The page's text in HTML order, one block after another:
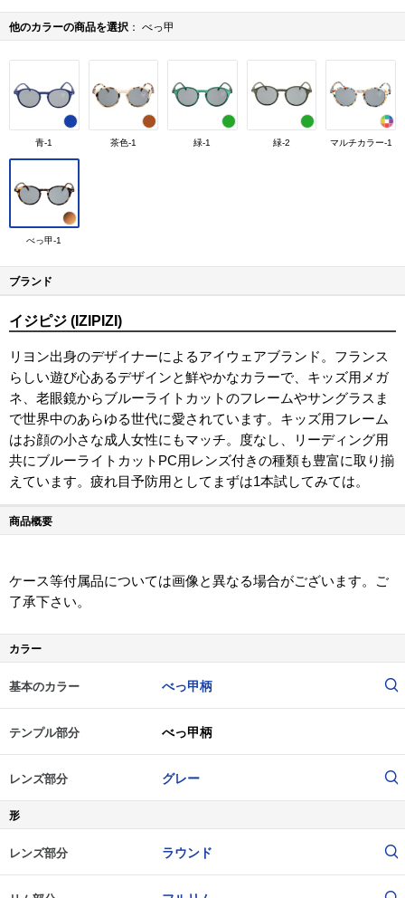
他のカラーの商品を選択 べっ甲
青-1 茶色-1 緑-1 緑-2 マルチカラー-1
べっ甲-1
ブランド
イジピジ (IZIPIZI)
リヨン出身のデザイナーによるアイウェアブランド。フランス
らしい遊び心あるデザインと鮮やかなカラーで、キッズ用メガ
ネ、老眼鏡からブルーライトカットのフレームやサングラスま
で世界中のあらゆる世代に愛されています。キッズ用フレーム
はお顔の小さな成人女性にもマッチ。度なし、リーディング用
共にブルーライトカットPC用レンズ付きの種類も豊富に取り揃
えています。疲れ目予防用としてまずは1本試してみては。
商品概要
ケース等付属品については画像と異なる場合がございます。ご
了承下さい。
カラー
基本のカラー べっ甲柄
テンプル部分 べっ甲柄
レンズ部分 グレー
形
レンズ部分 ラウンド